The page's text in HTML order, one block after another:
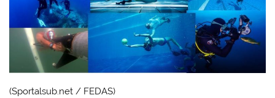
(Sportalsub.net / FEDAS)